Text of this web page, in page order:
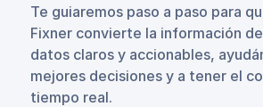
Te guiaremos paso a paso para
Fixner convierte la información
datos claros y accionables,
mejores decisiones y a tener el
tiempo real.